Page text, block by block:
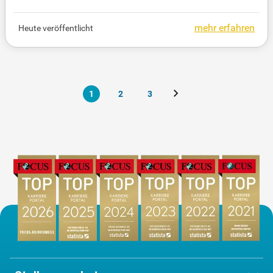
gisch Gladbach einen engagierten Buchhalter (m/
w/d). Mit Leidenschaft und Engagement unterstüt
Karriere in der Bau- und Immobilienbranche voranz
mehr erfahren
Heute veröffentlicht
1 2 3